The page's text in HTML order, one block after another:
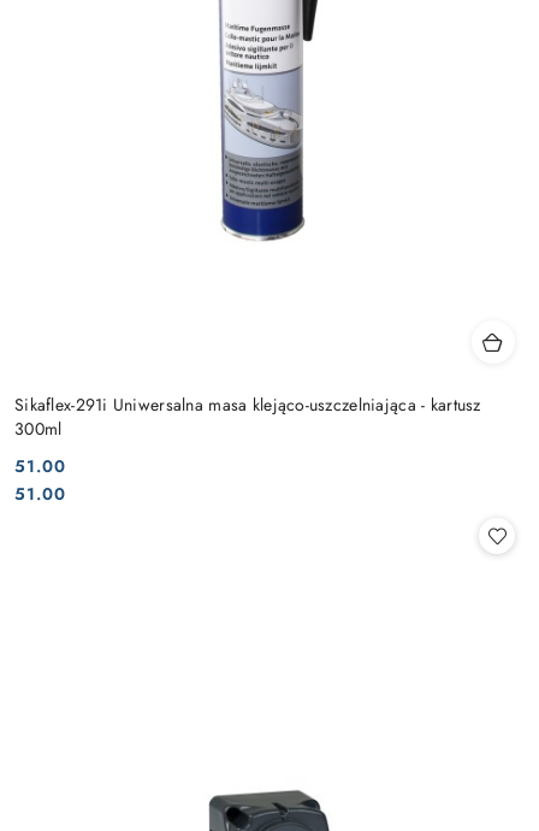
Sikaflex-291i Uniwersalna masa klejąco-uszczelniająca - kartusz
300ml
Cena:
51.00
Cena:
51.00